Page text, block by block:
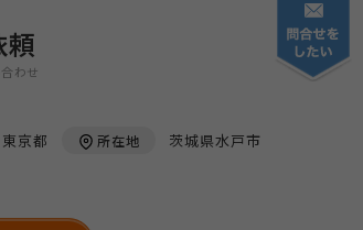
頼
わせ
東京都 所在地 茨城県水戸市